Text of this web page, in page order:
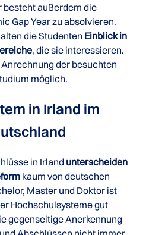
besteht außerdem die
Gap Yearzu absolvieren.
die Studenten Einblick in
, die sie interessieren.
der besuchten
möglich.
in Irland im
in Irland unterscheiden
kaum von deutschen
Master und Doktor ist
Hochschulsysteme gut
gegenseitige Anerkennung